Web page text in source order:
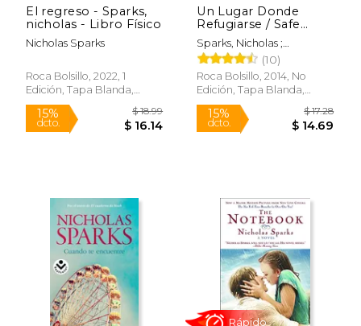
15% 15%
dcto.
El regreso - Sparks,
nicholas - Libro Físico
Nicholas Sparks
Roca Bolsillo, 2022, 1
Edición, Tapa Blanda,
Nuevo
Un Lugar Donde
Refugiarse / Safe
Haven
Sparks, Nicholas ;
Rabascall, Iolanda
(10)
Roca Bolsillo, 2014, No
Edición, Tapa Blanda,
Nuevo